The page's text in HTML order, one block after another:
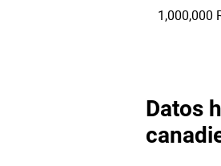
1,000,000
Datos